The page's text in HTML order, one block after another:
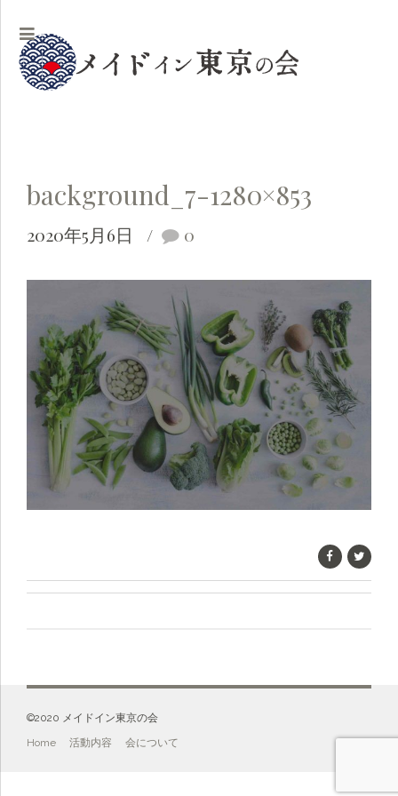
background_7-1280×853
2020年5月6日 0
©️2020 メイドイン東京の会
Home 活動内容 会について